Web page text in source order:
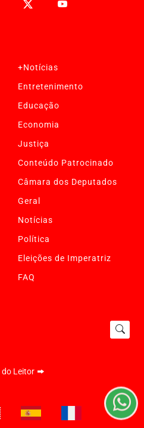
+Notícias
Entretenimento
Educação
Economia
Justiça
Conteúdo Patrocinado
Câmara dos Deputados
Geral
Notícias
Política
Eleições de Imperatriz
FAQ
do Leitor
melhorar sua experiência